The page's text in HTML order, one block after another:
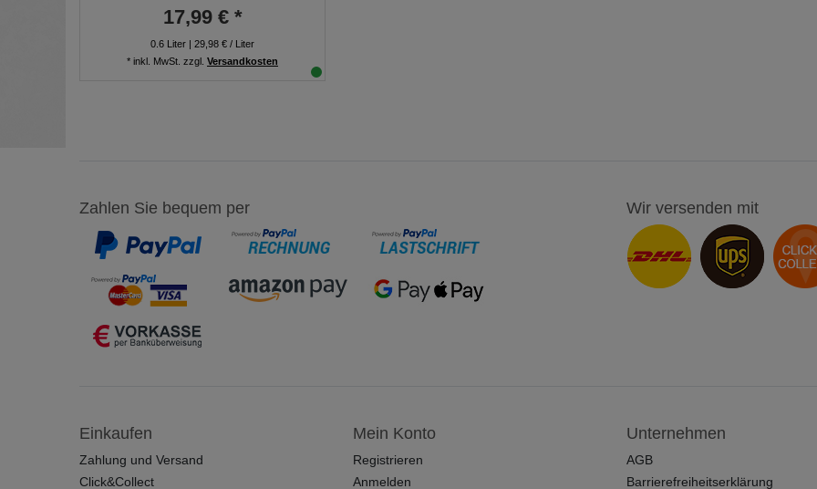
17,99 € *
0.6 Liter | 29,98 € / Liter
* inkl. MwSt. zzgl. Versandkosten
Zahlen Sie bequem per Wir versenden mit
Einkaufen
Zahlung und Versand
Click&Collect
Mein Konto
Registrieren
Anmelden
Unternehmen
AGB
Barrierefreiheitserklärung